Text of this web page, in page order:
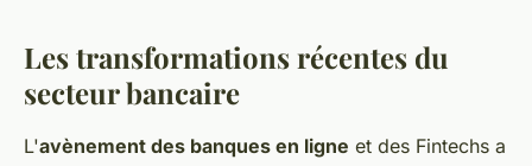
Les transformations récentes du
secteur bancaire
L'avènement des banques en ligne et des Fintechs a